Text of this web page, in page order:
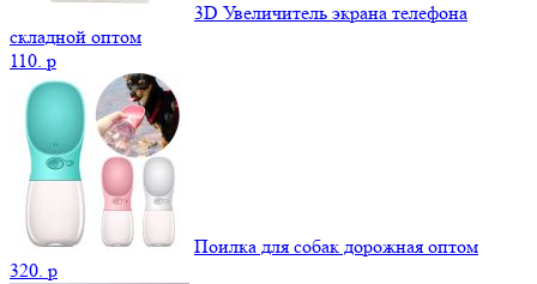
3D Увеличитель экрана телефона
складной оптом
110. p
Поилка для собак дорожная оптом
320. p